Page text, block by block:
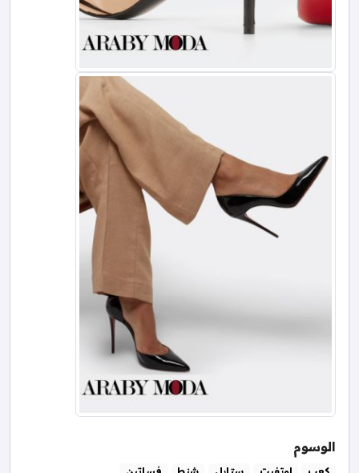
الوسوم